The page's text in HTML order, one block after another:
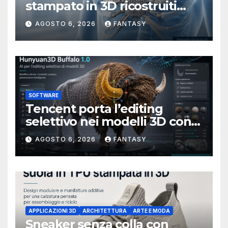
stampato in 3D ricostruiti
sterno e costole dopo un
tumore raro
AGOSTO 6, 2026 FANTASY
SOFTWARE
Tencent porta l’editing
selettivo nei modelli 3D con
Hunyuan3D-Buffalo 1.0
AGOSTO 6, 2026 FANTASY
APPLICAZIONI 3D ARCHITETTURA ARTE E MODA
Sneaker senza colla con